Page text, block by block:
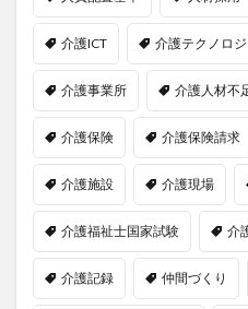
介護ICT 介護テクノロ
介護事業所 介護人材不
介護保険 介護保険請求
介護施設 介護現場
介護福祉士国家試験 介
介護記録 仲間づくり